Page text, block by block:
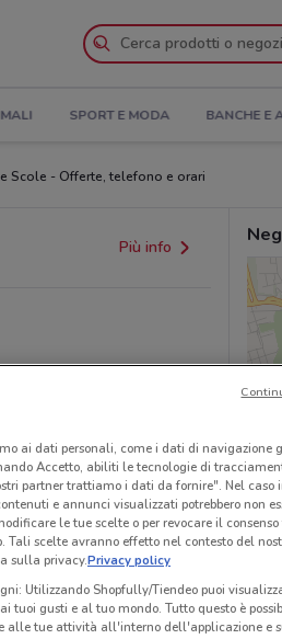
SPORT E MODA BANCHE E
Scole - Offerte, telefono e orari
Più info
Verifica l’accuratezza
ai dati personali, come i dati di navigazione
Accetto, abiliti le tecnologie di
partner trattiamo i dati da fornire". Nel caso
e annunci visualizzati potrebbero non
le tue scelte o per revocare il
scelte avranno effetto nel contesto del
sulla privacy.Privacy policy
Utilizzando Shopfully/Tiendeo puoi
gusti e al tuo mondo. Tutto questo è
alle tue attività all'interno dell'applicazione e